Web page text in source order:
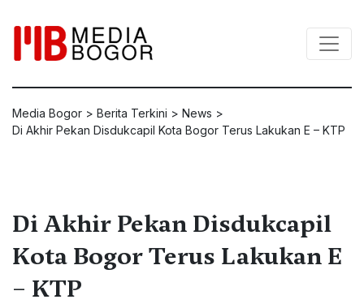
Media Bogor > Berita Terkini > News >
Di Akhir Pekan Disdukcapil Kota Bogor Terus Lakukan E – KTP
Di Akhir Pekan Disdukcapil
Kota Bogor Terus Lakukan E
– KTP